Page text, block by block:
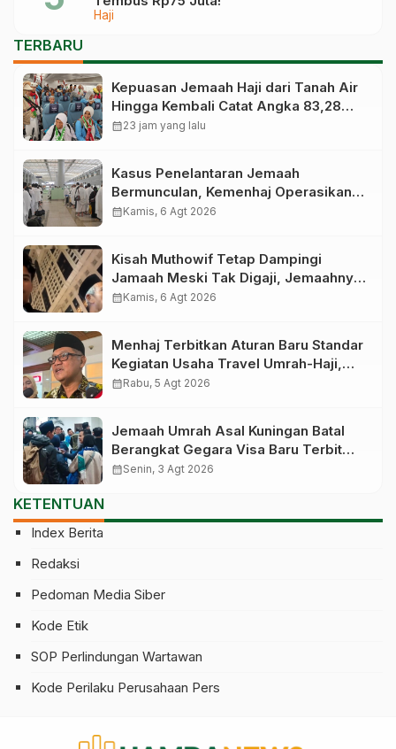
Haji
TERBARU
Kepuasan Jemaah Haji dari Tanah Air
Hingga Kembali Catat Angka 83,28
Persen
calendar_month23 jam yang lalu
Kasus Penelantaran Jemaah
Bermunculan, Kemenhaj Operasikan
Posko Pengawasan di Bandara
calendar_monthKamis, 6 Agt 2026
Kisah Muthowif Tetap Dampingi
Jamaah Meski Tak Digaji, Jemaahnya
Korban Penelantaran Pihak Travel
calendar_monthKamis, 6 Agt 2026
Menhaj Terbitkan Aturan Baru Standar
Kegiatan Usaha Travel Umrah-Haji,
Siap-siap Disanksi Jika Melanggar
calendar_monthRabu, 5 Agt 2026
Jemaah Umrah Asal Kuningan Batal
Berangkat Gegara Visa Baru Terbit
Saat Pesawat Lepas Landas
calendar_monthSenin, 3 Agt 2026
KETENTUAN
Index Berita
Redaksi
Pedoman Media Siber
Kode Etik
SOP Perlindungan Wartawan
Kode Perilaku Perusahaan Pers